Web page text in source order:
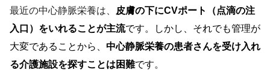
最近の中心静脈栄養は、 皮膚の下にCVポート（点滴の注
入口）をいれることが主流です。しかし、それでも管理が
大変であることから、 中心静脈栄養の患者さんを受け入れ
る介護施設を探すことは困難です。